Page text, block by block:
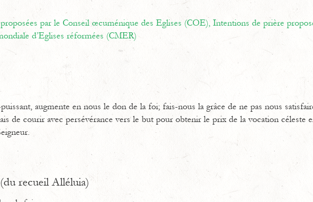
par le Conseil œcuménique des Eglises (COE), Intentions de prière
d’Eglises réformées (CMER)
augmente en nous le don de la foi; fais-nous la grâce de ne pas nous
de courir avec persévérance vers le but pour obtenir le prix de la vocation céleste
recueil Alléluia)